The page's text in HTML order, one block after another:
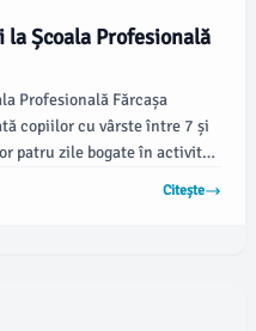
Școala Profesională
Profesională Fărcașa
copiilor cu vârste între 7 și
patru zile bogate în activități
emaramures.ro.
Citește